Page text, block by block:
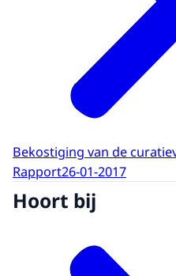
Bekostiging van de
Rapport26-01-2017
Hoort bij